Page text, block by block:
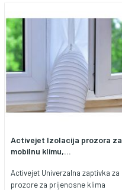
Activejet Izolacija prozora za
mobilnu klimu,...
Activejet Univerzalna zaptivka za
prozore za prijenosne klima